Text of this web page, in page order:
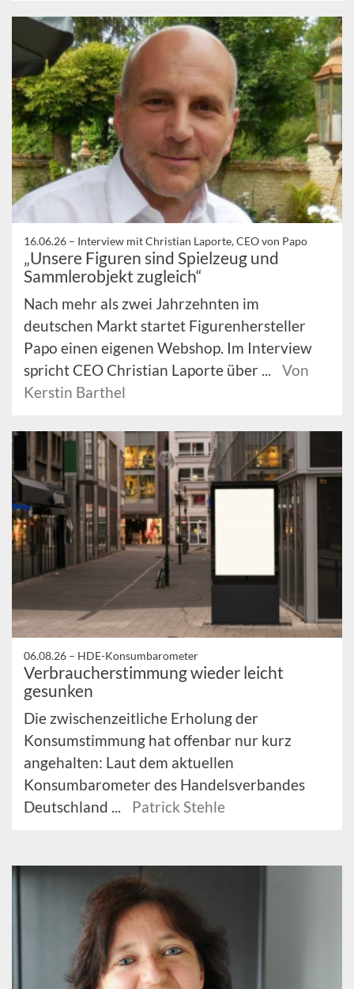
16.06.26 – Interview mit Christian Laporte, CEO von Papo
„Unsere Figuren sind Spielzeug und
Sammlerobjekt zugleich“
Nach mehr als zwei Jahrzehnten im
deutschen Markt startet Figurenhersteller
Papo einen eigenen Webshop. Im Interview
spricht CEO Christian Laporte über ...
Von
Kerstin Barthel
06.08.26 – HDE-Konsumbarometer
Verbraucherstimmung wieder leicht
gesunken
Die zwischenzeitliche Erholung der
Konsumstimmung hat offenbar nur kurz
angehalten: Laut dem aktuellen
Konsumbarometer des Handelsverbandes
Deutschland ...
Patrick Stehle